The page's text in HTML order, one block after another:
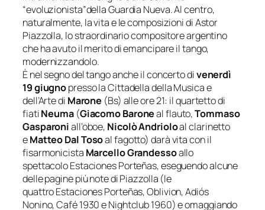
“evoluzionista”dellaGuardia Nueva. Al centro,
naturalmente, la vita e le composizioni di Astor
Piazzolla, lo straordinario compositore argentino
che ha avuto il merito di emancipare il tango,
modernizzandolo.
È nel segno del tango anche il concerto divenerdì
19 giugnopresso la Cittadella della Musica e
dell’Arte di Marone (Bs) alle ore 21: il quartetto di
fiatiNeuma(Giacomo Baroneal flauto,Tommaso
Gasparoniall’oboe, Nicolò Andrioloal clarinetto
eMatteo Dal Tosoal fagotto) darà vita con il
fisarmonicista Marcello Grandessoallo
spettacoloEstaciones Porteñas, eseguendo alcune
delle pagine più note di Piazzolla (le
quattroEstaciones Porteñas,Oblivion,Adiós
Nonino,Café 1930eNightclub 1960) e omaggiando